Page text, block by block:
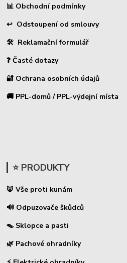
📊 Obchodní podmínky
↩ Odstoupení od smlouvy
🛠 Reklamační formulář
❓ Časté dotazy
🔐 Ochrana osobních údajů
🚚 PPL-domů / PPL-výdejní místa
⭐ PRODUKTY
🦊 Vše proti kunám
🔊 Odpuzovače škůdců
🪤 Sklopce a pasti
🌿 Pachové ohradníky